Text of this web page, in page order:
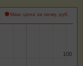
Макс цена за пачку, руб.
100
100